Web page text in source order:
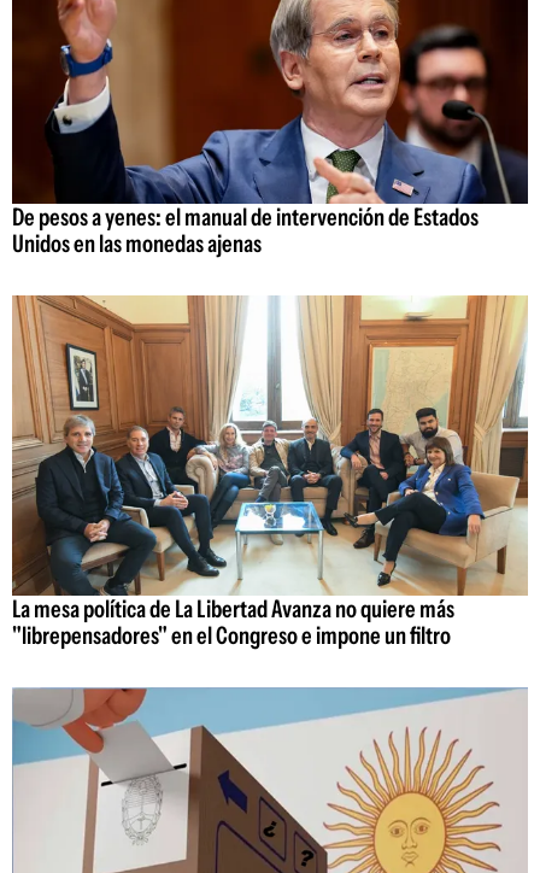
De pesos a yenes: el manual de intervención de Estados
Unidos en las monedas ajenas
La mesa política de La Libertad Avanza no quiere más
"librepensadores" en el Congreso e impone un filtro